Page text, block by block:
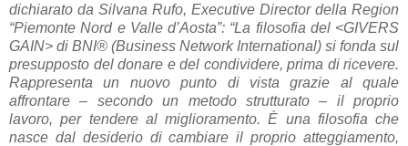
dichiarato da Silvana Rufo, Executive Director della Region
“Piemonte Nord e Valle d’Aosta”: “La filosofia del <GIVERS
GAIN> di BNI® (Business Network International) si fonda sul
presupposto del donare e del condividere, prima di ricevere.
Rappresenta un nuovo punto di vista grazie al quale
affrontare – secondo un metodo strutturato – il proprio
lavoro, per tendere al miglioramento. È una filosofia che
nasce dal desiderio di cambiare il proprio atteggiamento,